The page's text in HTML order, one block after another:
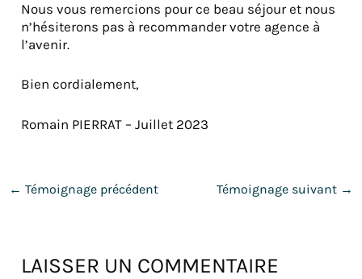
Nous vous remercions pour ce beau séjour et nous
n’hésiterons pas à recommander votre agence à
l’avenir.
Bien cordialement,
Romain PIERRAT – Juillet 2023
← Témoignage précédent Témoignage suivant →
LAISSER UN COMMENTAIRE